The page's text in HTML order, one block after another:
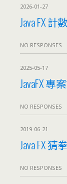
2026-01-27
Java FX 計
NO RESPONSES
2025-05-17
JavaFX 專
NO RESPONSES
2019-06-21
Java FX 猜
NO RESPONSES